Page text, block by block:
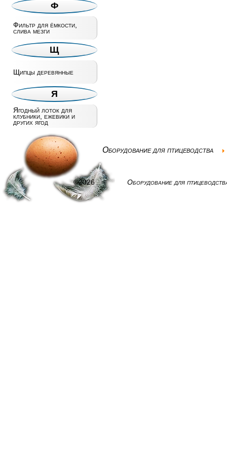
Ф
Фильтр для ёмкости,
слива мезги
Щ
Щипцы деревянные
Я
Ягодный лоток для
клубники, ежевики и
других ягод
Оборудование для птицеводства
©2026 Оборудование для